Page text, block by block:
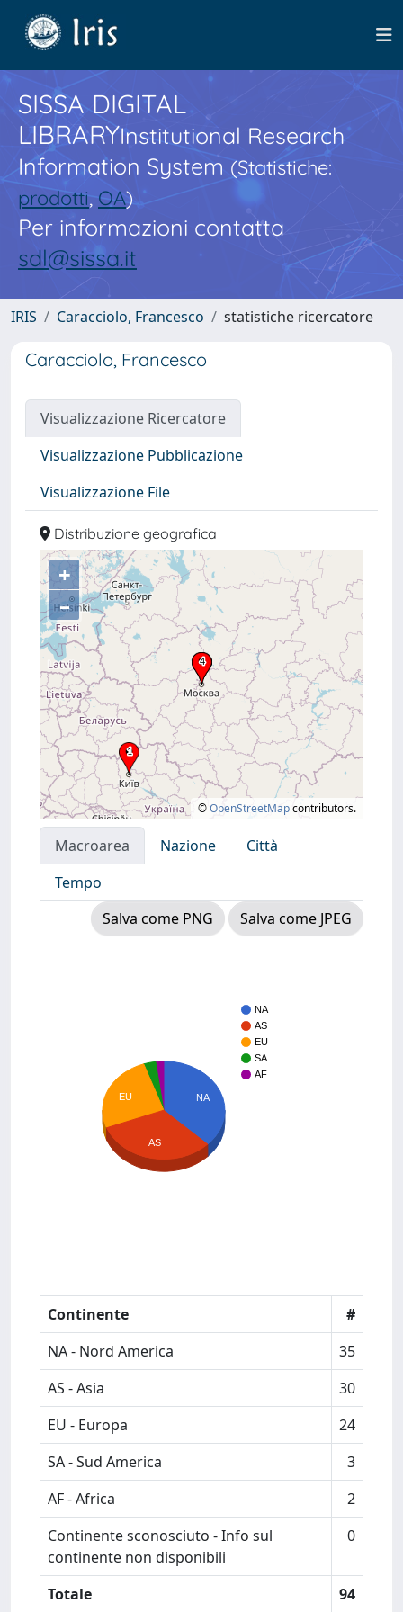
SISSA DIGITAL
LIBRARYInstitutional Research
Information System(Statistiche:
prodotti,OA)
Per informazioni contatta
sdl@sissa.it
IRIS Caracciolo, Francesco statistiche ricercatore
Caracciolo, Francesco
Visualizzazione Ricercatore
Visualizzazione Pubblicazione
Visualizzazione File
Distribuzione geografica
+
–
©OpenStreetMapcontributors.
Macroarea Nazione
Città
Tempo
Salva come PNG
Salva come JPEG
NA
AS
EU
SA
AF
NA
EU
AS
Continente
#
NA - Nord America
35
AS - Asia
30
EU - Europa
24
SA - Sud America
3
AF - Africa
2
Continente sconosciuto - Info sul
continente non disponibili
0
Totale 94